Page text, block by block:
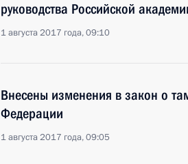
руководства Российской
1 августа 2017 года, 09:10
Внесены изменения в закон о
Федерации
1 августа 2017 года, 09:05